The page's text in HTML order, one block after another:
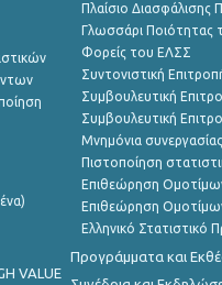
VALUE
Πλαίσιο Διασφάλισης
Γλωσσάρι Ποιότητας
Φορείς του ΕΛΣΣ
Συντονιστική
Συμβουλευτική
Συμβουλευτική
Μνημόνια συνεργασίας
Πιστοποίηση
Επιθεώρηση
Επιθεώρηση
Ελληνικό Στατιστικό
Προγράμματα και